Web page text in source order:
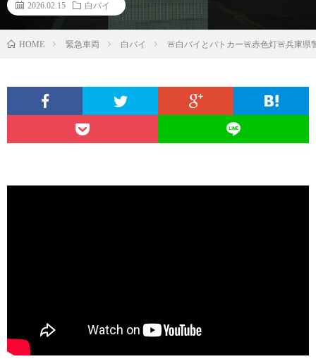
2026.02.15 白バイ
HOME 緊急車両 白バイ 🚨白バイとパトカー🚨赤色灯🚨兵庫